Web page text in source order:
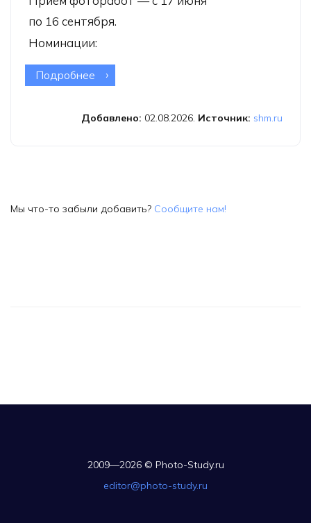
по 16 сентября.
Номинации:
Подробнее о Всероссийский фотоконкурс
Хлебникова
Добавлено: 02.08.2026. Источник: shm.ru
Мы что-то забыли добавить? Сообщите нам!
2009—2026 © Photo-Study.ru
editor@photo-study.ru